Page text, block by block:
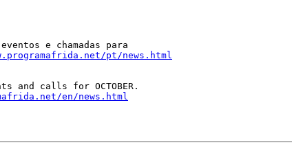
e chamadas para
pt/news.html
and calls for OCTOBER.
en/news.html